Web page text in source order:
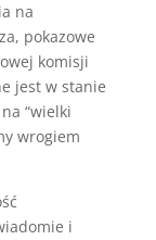
na
pokazowe
komisji
jest w stanie
“wielki
wrogiem
i